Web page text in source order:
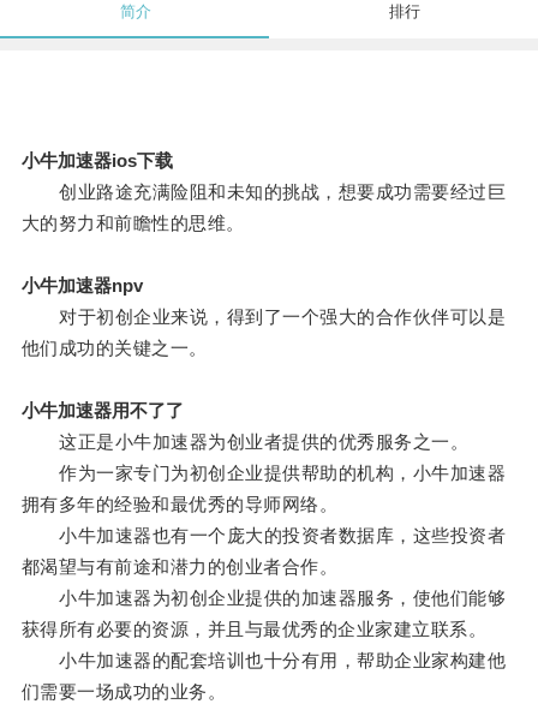
简介 排行
小牛加速器ios下载
创业路途充满险阻和未知的挑战，想要成功需要经过巨
大的努力和前瞻性的思维。
小牛加速器npv
对于初创企业来说，得到了一个强大的合作伙伴可以是
他们成功的关键之一。
小牛加速器用不了了
这正是小牛加速器为创业者提供的优秀服务之一。
作为一家专门为初创企业提供帮助的机构，小牛加速器
拥有多年的经验和最优秀的导师网络。
小牛加速器也有一个庞大的投资者数据库，这些投资者
都渴望与有前途和潜力的创业者合作。
小牛加速器为初创企业提供的加速器服务，使他们能够
获得所有必要的资源，并且与最优秀的企业家建立联系。
小牛加速器的配套培训也十分有用，帮助企业家构建他
们需要一场成功的业务。